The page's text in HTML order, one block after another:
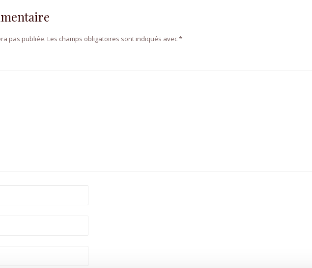
pas publiée. Les champs obligatoires sont indiqués avec*